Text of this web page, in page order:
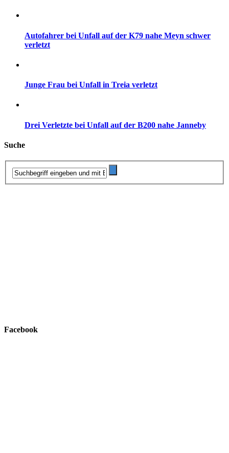
Autofahrer bei Unfall auf der K79 nahe Meyn schwer
verletzt
Junge Frau bei Unfall in Treia verletzt
Drei Verletzte bei Unfall auf der B200 nahe Janneby
Suche
Facebook